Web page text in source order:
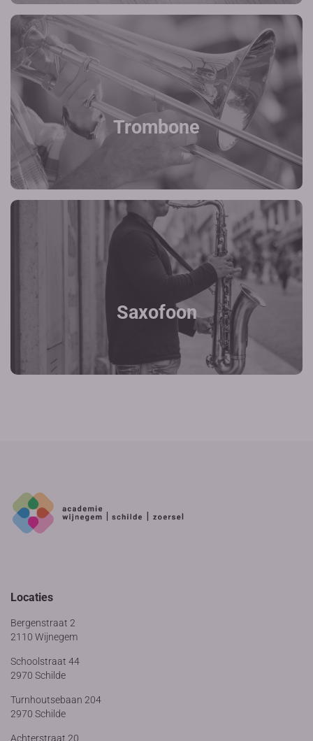
Trombone
Saxofoon
Locaties
Bergenstraat 2
2110 Wijnegem
Schoolstraat 44
2970 Schilde
Turnhoutsebaan 204
2970 Schilde
Achterstraat 20